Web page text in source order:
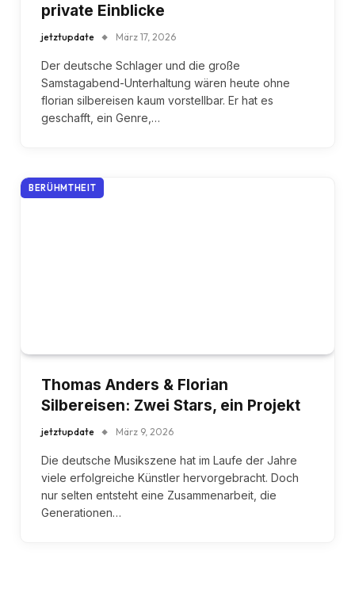
private Einblicke
jetztupdate März 17, 2026
Der deutsche Schlager und die große
Samstagabend-Unterhaltung wären heute ohne
florian silbereisen kaum vorstellbar. Er hat es
geschafft, ein Genre,…
BERÜHMTHEIT
Thomas Anders & Florian
Silbereisen: Zwei Stars, ein Projekt
jetztupdate März 9, 2026
Die deutsche Musikszene hat im Laufe der Jahre
viele erfolgreiche Künstler hervorgebracht. Doch
nur selten entsteht eine Zusammenarbeit, die
Generationen…